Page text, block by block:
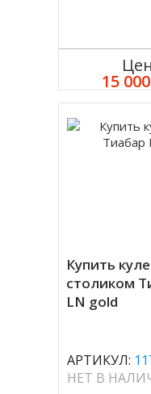
15
Купить
столиком
LN gold
АРТИКУЛ:
НЕТ В